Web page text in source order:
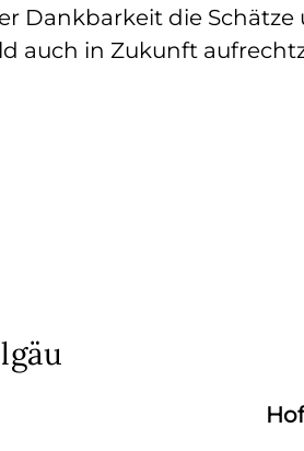
Dankbarkeit die Schätze
auch in Zukunft